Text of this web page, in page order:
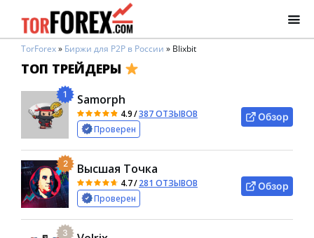
TorForex» Биржи для P2P в России » Blixbit
ТОП ТРЕЙДЕРЫ
1 Samorph
4.9/387 ОТЗЫВОВ
Проверен
Обзор
2 Высшая Точка
4.7/281 ОТЗЫВОВ
Проверен
Обзор
3